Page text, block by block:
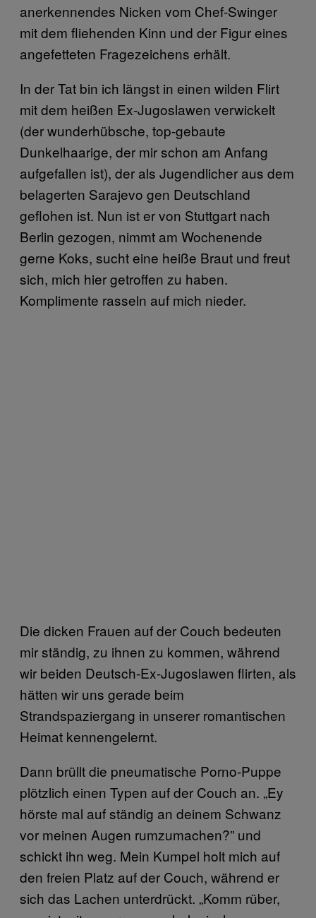
anerkennendes Nicken vom Chef-Swinger
mit dem fliehenden Kinn und der Figur eines
angefetteten Fragezeichens erhält.
In der Tat bin ich längst in einen wilden Flirt
mit dem heißen Ex-Jugoslawen verwickelt
(der wunderhübsche, top-gebaute
Dunkelhaarige, der mir schon am Anfang
aufgefallen ist), der als Jugendlicher aus dem
belagerten Sarajevo gen Deutschland
geflohen ist. Nun ist er von Stuttgart nach
Berlin gezogen, nimmt am Wochenende
gerne Koks, sucht eine heiße Braut und freut
sich, mich hier getroffen zu haben.
Komplimente rasseln auf mich nieder.
Die dicken Frauen auf der Couch bedeuten
mir ständig, zu ihnen zu kommen, während
wir beiden Deutsch-Ex-Jugoslawen flirten, als
hätten wir uns gerade beim
Strandspaziergang in unserer romantischen
Heimat kennengelernt.
Dann brüllt die pneumatische Porno-Puppe
plötzlich einen Typen auf der Couch an. „Ey
hörste mal auf ständig an deinem Schwanz
vor meinen Augen rumzumachen?” und
schickt ihn weg. Mein Kumpel holt mich auf
den freien Platz auf der Couch, während er
sich das Lachen unterdrückt. „Komm rüber,